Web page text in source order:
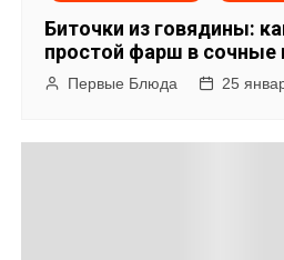
Биточки из говядины:
простой фарш в сочные
Первые Блюда 25